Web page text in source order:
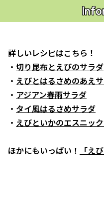
詳しいレシピはこちら！
・ 切り昆布とえびのサラダ
・ えびとはるさめのあえ
・ アジアン春雨サラダ
・ タイ風はるさめサラダ
・ えびといかのエスニッ
ほかにもいっぱい！ 「え